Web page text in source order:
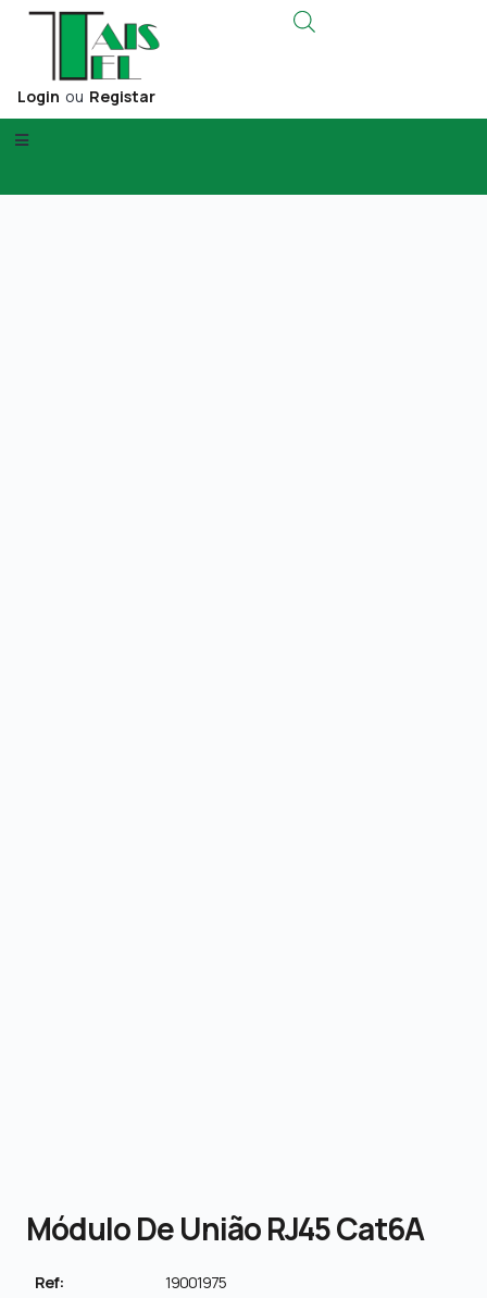
Login ou Registar
Módulo De União RJ45 Cat6A
Ref: 19001975